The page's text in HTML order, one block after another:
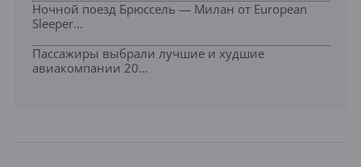
Ночной поезд Брюссель — Милан от European
Sleeper...
Пассажиры выбрали лучшие и худшие
авиакомпании 20...